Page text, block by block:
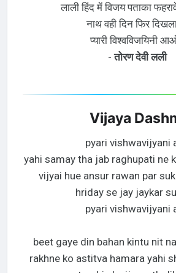
लाली हिंद में विजय पताका
नाथ वही दिन फिर
प्यारी विश्वविजयिनी
-तोरण देवी लली
Vijaya
pyari vishwavijyani
yahi samay tha jab raghupati ne
vijyai hue ansur rawan par
hriday se jay jaykar
pyari vishwavijyani
beet gaye din bahan kintu nit
rakhne ko astitva hamara yahi